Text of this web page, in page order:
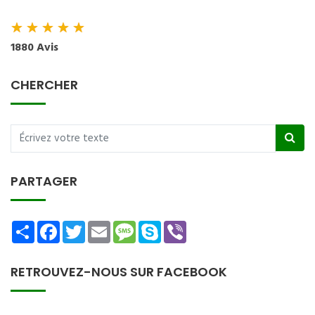
★★★★★
1880 Avis
CHERCHER
PARTAGER
ShareFacebookTwitterEmailMessage
Skype
RETROUVEZ-NOUS SUR FACEBOOK